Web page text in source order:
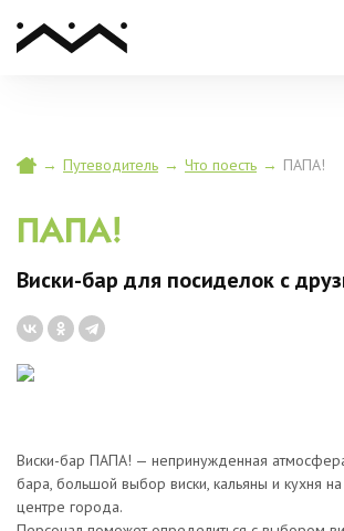
→ Путеводитель → Что поесть → ПАПА!
ПАПА!
Виски-бар для посиделок с
Виски-бар ПАПА! — непринужденная атмосфера
бара, большой выбор виски, кальяны и кухня
центре города.